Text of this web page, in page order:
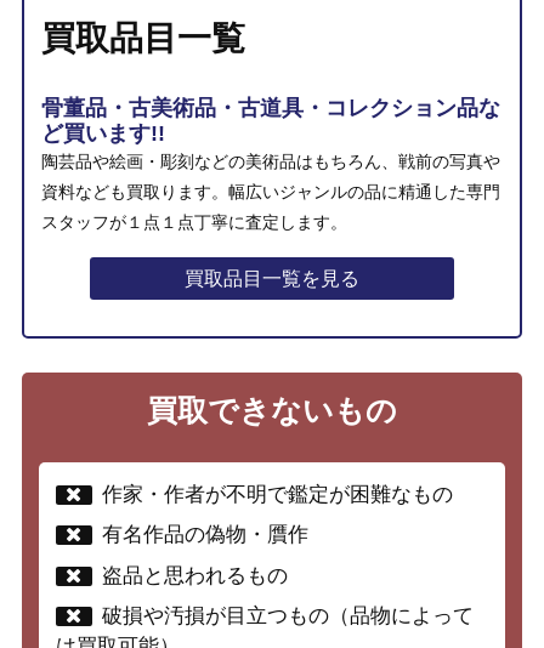
買取品目一覧
骨董品・古美術品・古道具・コレクション品な
ど買います!!
陶芸品や絵画・彫刻などの美術品はもちろん、戦前の写真や
資料なども買取ります。幅広いジャンルの品に精通した専門
スタッフが１点１点丁寧に査定します。
買取品目一覧を見る
買取できないもの
作家・作者が不明で鑑定が困難なもの
有名作品の偽物・贋作
盗品と思われるもの
破損や汚損が目立つもの（品物によって